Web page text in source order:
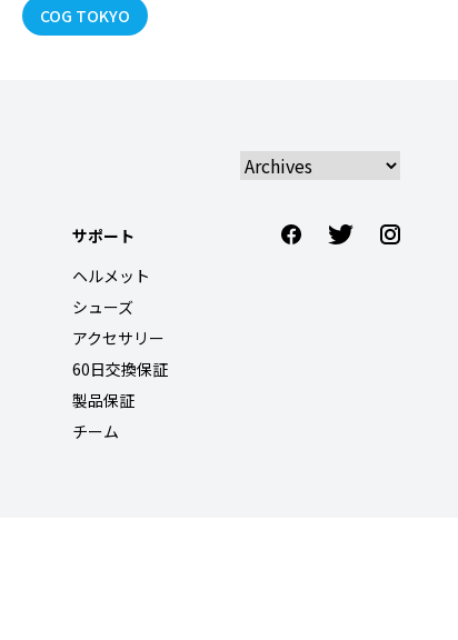
COG TOKYO
サポート
ヘルメット
シューズ
アクセサリー
60日交換保証
製品保証
チーム